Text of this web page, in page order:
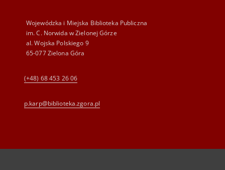
Wojewódzka i Miejska Biblioteka Publiczna
im. C. Norwida w Zielonej Górze
al. Wojska Polskiego 9
65-077 Zielona Góra
(+48) 68 453 26 06
p.karp@biblioteka.zgora.pl